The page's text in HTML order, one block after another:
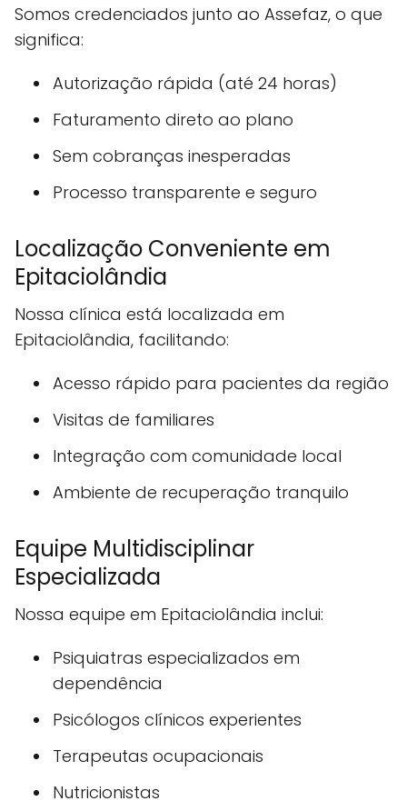
Somos credenciados junto ao Assefaz, o que
significa:
Autorização rápida (até 24 horas)
Faturamento direto ao plano
Sem cobranças inesperadas
Processo transparente e seguro
Localização Conveniente em
Epitaciolândia
Nossa clínica está localizada em
Epitaciolândia, facilitando:
Acesso rápido para pacientes da região
Visitas de familiares
Integração com comunidade local
Ambiente de recuperação tranquilo
Equipe Multidisciplinar
Especializada
Nossa equipe em Epitaciolândia inclui:
Psiquiatras especializados em
dependência
Psicólogos clínicos experientes
Terapeutas ocupacionais
Nutricionistas